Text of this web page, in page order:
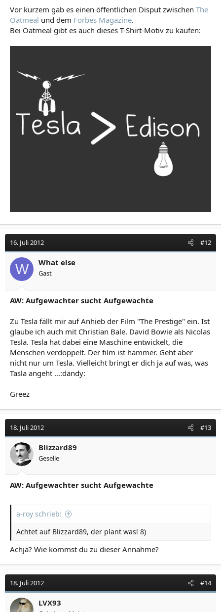
Vor kurzem gab es einen öffentlichen Disput zwischen The
Oatmeal und dem Forbes Magazine.
Bei Oatmeal gibt es auch dieses T-Shirt-Motiv zu kaufen:
16. Juli 2012 #12
W What else
Gast
AW: Aufgewachter sucht Aufgewachte
Zu Tesla fällt mir auf Anhieb der Film "The Prestige" ein. Ist
glaube ich auch mit Christian Bale. David Bowie als Nicolas
Tesla. Tesla hat dabei eine Maschine entwickelt, die
Menschen verdoppelt. Der film ist hammer. Geht aber
nicht nur um Tesla. Vielleicht bringt er dich ja auf was, was
Tasla angeht ...:dandy:
Greez
18. Juli 2012 #13
Blizzard89
Geselle
AW: Aufgewachter sucht Aufgewachte
a-roy schrieb:
Achtet auf Blizzard89, der plant was! 8)
Achja? Wie kommst du zu dieser Annahme?
18. Juli 2012 #14
LVX93